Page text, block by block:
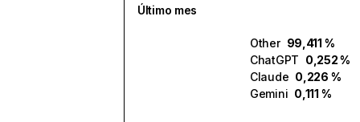
Último mes
Other 99,411 %
ChatGPT 0,252 %
Claude 0,226 %
Gemini 0,111 %